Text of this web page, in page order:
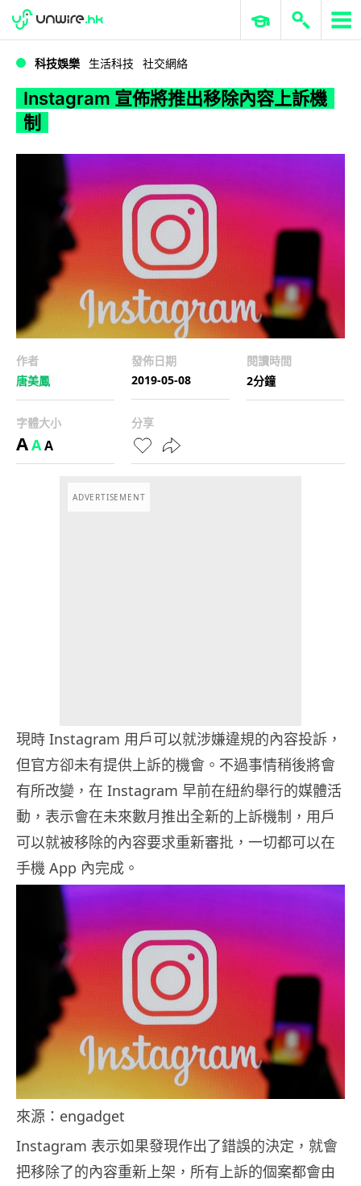
Instagram 宣佈將推出移除內容上訴機制
WWDC 2026 ERP 與商業 AI
科技娛樂 生活科技 社交網絡
Instagram 宣佈將推出移除內容上訴機
制
作者
唐美鳳
發佈日期
2019-05-08
閱讀時間
2分鐘
字體大小
AAA
分享
ADVERTISEMENT
現時 Instagram 用戶可以就涉嫌違規的內容投訴，
但官方卻未有提供上訴的機會。不過事情稍後將會
有所改變，在 Instagram 早前在紐約舉行的媒體活
動，表示會在未來數月推出全新的上訴機制，用戶
可以就被移除的內容要求重新審批，一切都可以在
手機 App 內完成。
來源：engadget
Instagram 表示如果發現作出了錯誤的決定，就會
把移除了的內容重新上架，所有上訴的個案都會由